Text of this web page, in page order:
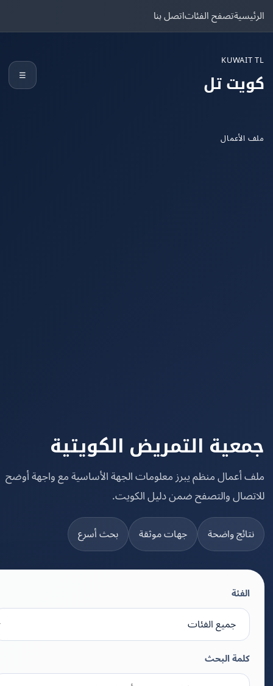
تصفح الفئاتاتصل بنا
تل
التمريض الكويتية
منظم يبرز معلومات الجهة الأساسية مع واجهة أوضح
والتصفح ضمن دليل الكويت.
واضحة جهات موثقة بحث أسرع
كلمة البحث